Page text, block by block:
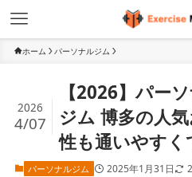
ホーム パーソナルジム
【2026】パー
ジム 博多の人
性も通いやす
2026
4/07
パーソナルジム 2025年1月31日